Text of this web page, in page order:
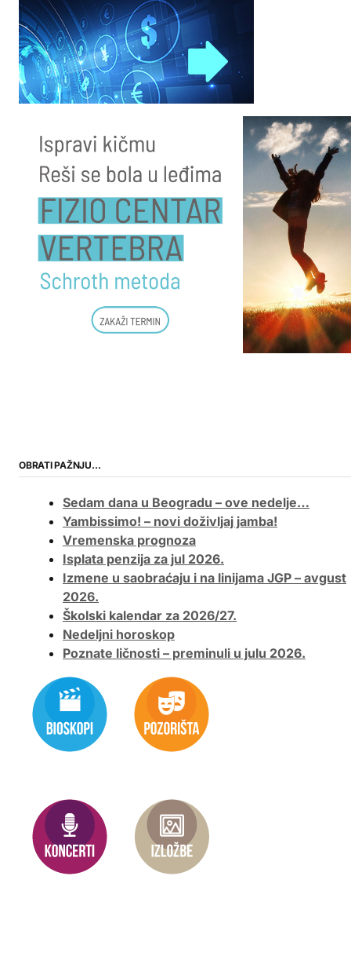
OBRATI PAŽNJU…
Sedam dana u Beogradu – ove nedelje…
Yambissimo! – novi doživljaj jamba!
Vremenska prognoza
Isplata penzija za jul 2026.
Izmene u saobraćaju i na linijama JGP – avgust
2026.
Školski kalendar za 2026/27.
Nedeljni horoskop
Poznate ličnosti – preminuli u julu 2026.